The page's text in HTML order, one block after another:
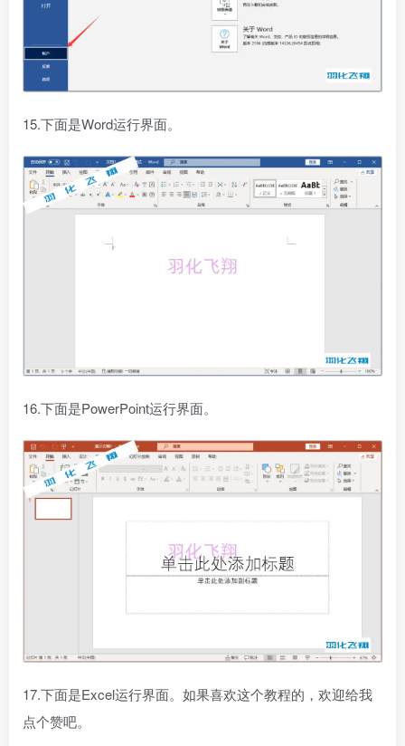
15.下面是Word运行界面。
16.下面是PowerPoint运行界面。
17.下面是Excel运行界面。如果喜欢这个教程的，欢迎给我
点个赞吧。